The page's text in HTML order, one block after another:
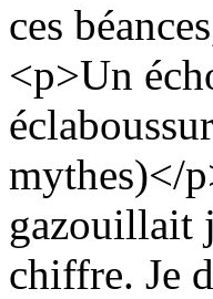
ces
<p>Un
mythes)</
gazouillait
chiffre. Je